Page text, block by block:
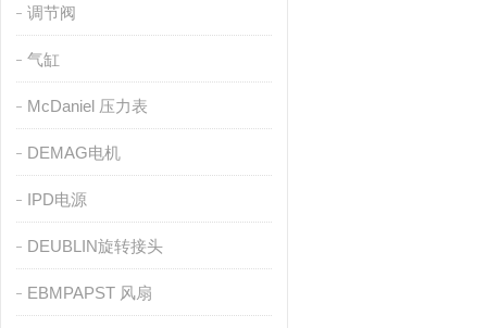
调节阀
气缸
McDaniel 压力表
DEMAG电机
IPD电源
DEUBLIN旋转接头
EBMPAPST 风扇